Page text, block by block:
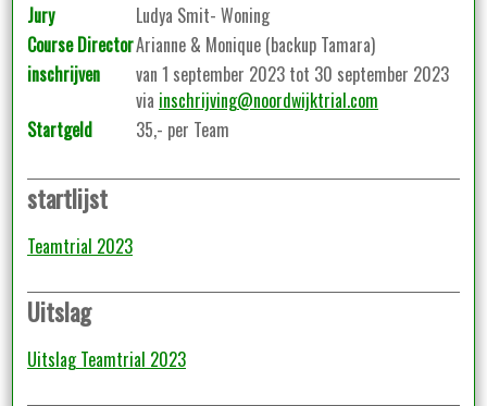
Jury
Ludya Smit- Woning
Course DirectorArianne & Monique (backup Tamara)
inschrijven
van 1 september 2023 tot 30 september 2023
via inschrijving@noordwijktrial.com
Startgeld
35,- per Team
startlijst
Teamtrial 2023
Uitslag
Uitslag Teamtrial 2023